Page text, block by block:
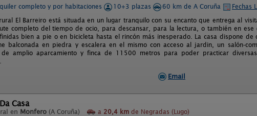
completo y por habitaciones
10+3 plazas 60 km de A Coruña
Fechas
El Barreiro está situada en un lugar tranquilo con su encanto que entrega al
completo del tiempo de ocio, para descansar, para la lectura, o también en
bien a pie o en bicicleta hasta el rincón más inesperado. La casa dispone de
balconada en piedra y escalera en el mismo con acceso al jardin, un salón-
de amplio aparcamiento y finca de 11500 metros para poder practicar
Email
Casa
en Monfero (A Coruña) a 20,4 km de Negradas (Lugo)